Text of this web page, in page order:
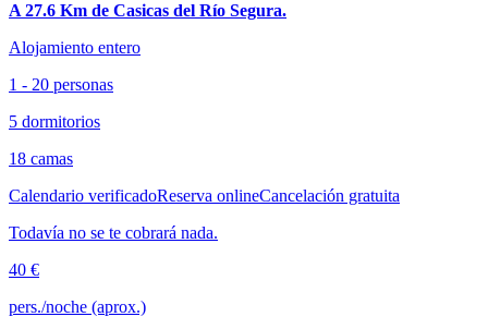
A 27.6 Km de Casicas del Río Segura.
Alojamiento entero
1 - 20 personas
5 dormitorios
18 camas
Calendario verificadoReserva onlineCancelación gratuita
Todavía no se te cobrará nada.
40 €
pers./noche (aprox.)